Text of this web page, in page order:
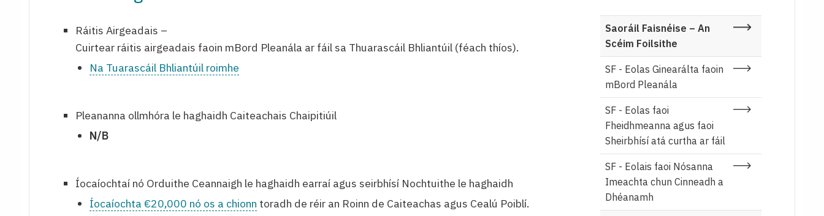
Ráitis Airgeadais –
Cuirtear ráitis airgeadais faoin mBord Pleanála ar fáil sa Thuarascáil Bhliantúil (féach thíos).
Na Tuarascáil Bhliantúil roimhe
Pleananna ollmhóra le haghaidh Caiteachais Chaipitiúil
N/B
Íocaíochtaí nó Orduithe Ceannaigh le haghaidh earraí agus seirbhísí Nochtuithe le haghaidh
Íocaíochta €20,000 nó os a chionn toradh de réir an Roinn de Caiteachas agus Cealú Poiblí.
Saoráil Faisnéise – An
Scéim Foilsithe
SF - Eolas Ginearálta faoin
mBord Pleanála
SF - Eolas faoi
Fheidhmeanna agus faoi
Sheirbhísí atá curtha ar fáil
SF - Eolais faoi Nósanna
Imeachta chun Cinneadh a
Dhéanamh